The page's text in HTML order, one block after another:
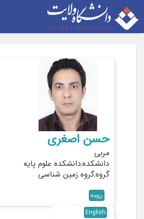
حسن اصغری
مربی
دانشکده:دانشکده علوم پایه
گروه:گروه زمین شناسی
رزومه
English